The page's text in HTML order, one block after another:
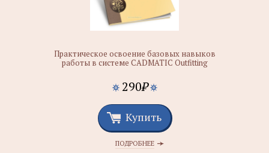
Практическое освоение базовых навыков
работы в системе CADMATIC Outfitting
290₽
Купить
ПОДРОБНЕЕ